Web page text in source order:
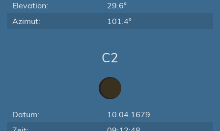
Elevation:
29.6°
Azimut:
101.4°
C2
Datum:
10.04.1679